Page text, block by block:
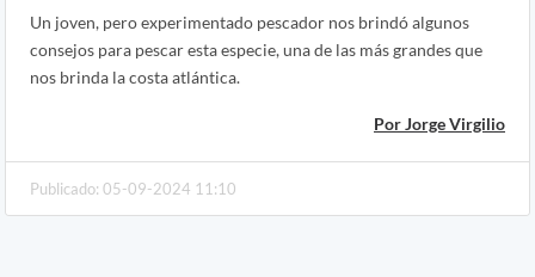
Un joven, pero experimentado pescador nos brindó algunos
consejos para pescar esta especie, una de las más grandes que
nos brinda la costa atlántica.
Por Jorge Virgilio
Publicado: 05-09-2024 11:10